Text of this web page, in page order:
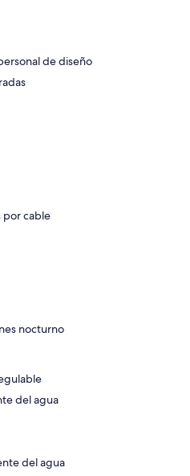
de diseño
por cable
nocturno
del agua
del agua